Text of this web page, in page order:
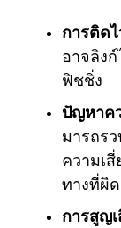
การติด
อาจลิง
ฟิชชิ่ง
ปัญหาค
มารถร
ความเ
ทางที่ผิด
การสูญเ